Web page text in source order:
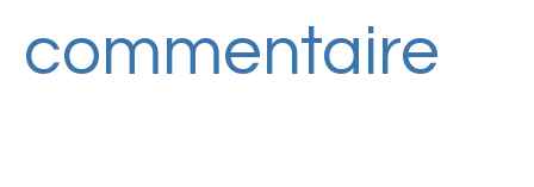
commentaire